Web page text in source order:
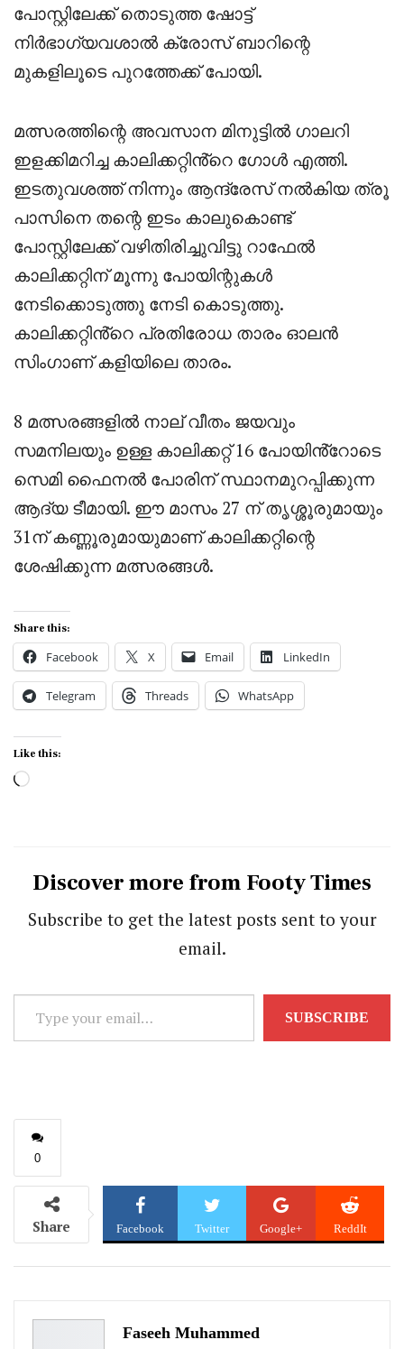
പോസ്റ്റിലേക്ക് തൊടുത്ത ഷോട്ട്
നിർഭാഗ്യവശാൽ ക്രോസ് ബാറിന്റെ
മുകളിലൂടെ പുറത്തേക്ക് പോയി.
മത്സരത്തിന്റെ അവസാന മിനുട്ടിൽ ഗാലറി
ഇളക്കിമറിച്ച കാലിക്കറ്റിൻ്റെ ഗോൾ എത്തി.
ഇടതുവശത്ത് നിന്നും ആന്ദ്രേസ് നൽകിയ ത്രൂ
പാസിനെ തന്റെ ഇടം കാലുകൊണ്ട്
പോസ്റ്റിലേക്ക് വഴിതിരിച്ചുവിട്ടു റാഫേൽ
കാലിക്കറ്റിന് മൂന്നു പോയിന്റുകൾ
നേടിക്കൊടുത്തു നേടി കൊടുത്തു.
കാലിക്കറ്റിൻ്റെ പ്രതിരോധ താരം ഓലൻ
സിംഗാണ് കളിയിലെ താരം.
8 മത്സരങ്ങളിൽ നാല് വീതം ജയവും
സമനിലയും ഉള്ള കാലിക്കറ്റ് 16 പോയിൻ്റോടെ
സെമി ഫൈനൽ പോരിന് സ്ഥാനമുറപ്പിക്കുന്ന
ആദ്യ ടീമായി. ഈ മാസം 27 ന് തൃശ്ശൂരുമായും
31ന് കണ്ണൂരുമായുമാണ് കാലിക്കറ്റിന്റെ
ശേഷിക്കുന്ന മത്സരങ്ങൾ.
Share this:
Facebook X Email LinkedIn
Telegram Threads WhatsApp
Like this:
Loading…
Discover more from Footy Times
Subscribe to get the latest posts sent to your
email.
your
SUBSCRIBE
0
Share Facebook Twitter Google+ ReddIt
Faseeh Muhammed